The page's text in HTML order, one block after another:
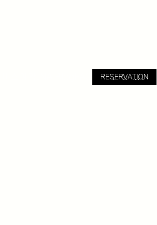
RESERVATION